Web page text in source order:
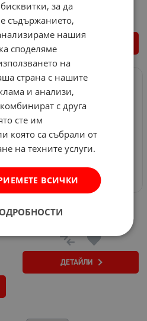
ДЕТАЙЛИ
НЕНАЛИЧЕН
за да
съдържанието,
нашия
споделяме
на
страна с нашите
и анализи,
с друга
сте им
която са събрали от
на техните услуги.
ВСИЧКИ